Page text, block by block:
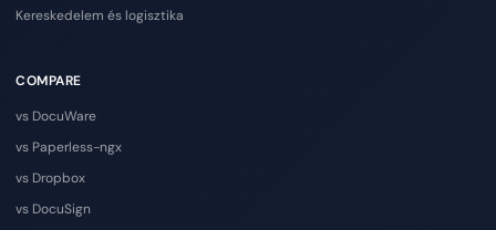
Kereskedelem és logisztika
COMPARE
vs DocuWare
vs Paperless-ngx
vs Dropbox
vs DocuSign